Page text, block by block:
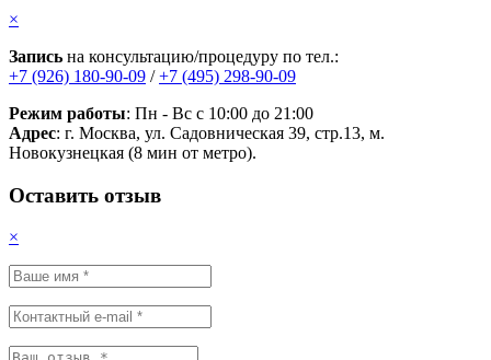
×
Запись на консультацию/процедуру по тел.:
+7 (926) 180-90-09 /+7 (495) 298-90-09
Режим работы: Пн - Вс с 10:00 до 21:00
Адрес: г. Москва, ул. Садовническая 39, стр.13, м.
Новокузнецкая (8 мин от метро).
Оставить отзыв
×